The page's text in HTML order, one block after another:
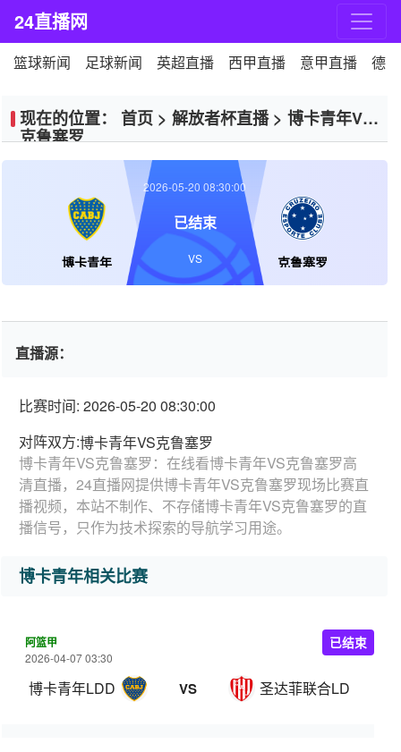
24直播网
篮球新闻 足球新闻 英超直播 西甲直播 意甲直播 德
现在的位置： 首页 > 解放者杯直播> 博卡青年VS
克鲁塞罗
博卡青年 克鲁塞罗
2026-05-20 08:30:00
已结束
VS
直播源：
比赛时间: 2026-05-20 08:30:00
对阵双方:博卡青年VS克鲁塞罗
博卡青年VS克鲁塞罗：在线看博卡青年VS克鲁塞罗高
清直播，24直播网提供博卡青年VS克鲁塞罗现场比赛直
播视频，本站不制作、不存储博卡青年VS克鲁塞罗的直
播信号，只作为技术探索的导航学习用途。
博卡青年相关比赛
阿篮甲
2026-04-07 03:30
博卡青年LDD VS 圣达菲联合LDD
已结束